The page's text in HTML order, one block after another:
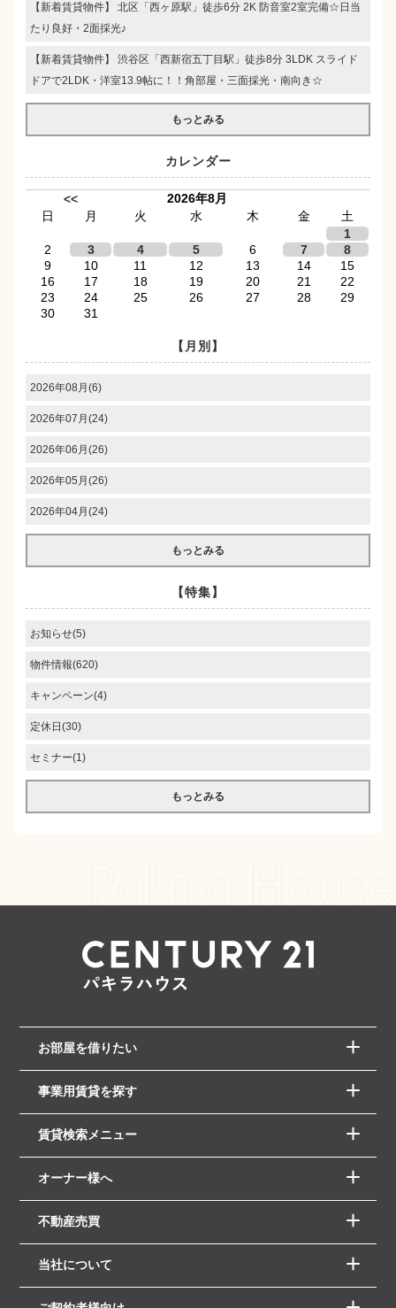
【新着賃貸物件】 北区「西ヶ原駅」徒歩6分 2K 防音室2室完備☆日当
たり良好・2面採光♪
【新着賃貸物件】 渋谷区「西新宿五丁目駅」徒歩8分 3LDK スライド
ドアで2LDK・洋室13.9帖に！！角部屋・三面採光・南向き☆
もっとみる
カレンダー
<<
2026年8月
日
月 火 水 木 金
土
1
2
3 4 5 6 7
8
9
10 11 12 13 14
15
16
17 18 19 20 21
22
23
24 25 26 27 28
29
30
31
【月別】
2026年08月(6)
2026年07月(24)
2026年06月(26)
2026年05月(26)
2026年04月(24)
もっとみる
【特集】
お知らせ(5)
物件情報(620)
キャンペーン(4)
定休日(30)
セミナー(1)
もっとみる
お部屋を借りたい
事業用賃貸を探す
賃貸検索メニュー
オーナー様へ
不動産売買
当社について